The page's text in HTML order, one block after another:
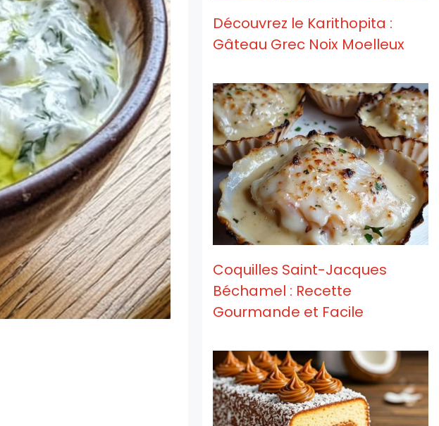
Découvrez le Karithopita :
Gâteau Grec Noix Moelleux
Coquilles Saint-Jacques
Béchamel : Recette
Gourmande et Facile